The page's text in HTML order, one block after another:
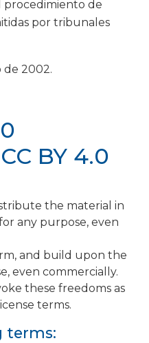
CC BY 4.0
the material in
any purpose, even
and build upon the
even commercially.
these freedoms as
terms.
terms:
procedimiento de
por tribunales
de 2002.